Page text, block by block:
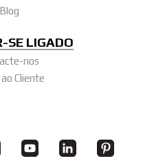
Blog
SE LIGADO
nos
Cliente